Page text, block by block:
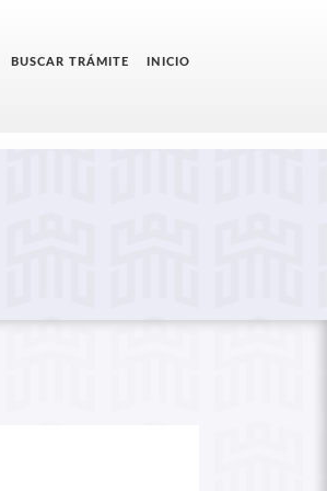
BUSCAR TRÁMITE INICIO